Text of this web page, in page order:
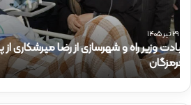
ک
ر
ذ
ا
ک
ر
۱۵ تیر ۱۴۰۵
حضور دکتر ذاکری در موکب شهدای راه‌آهن